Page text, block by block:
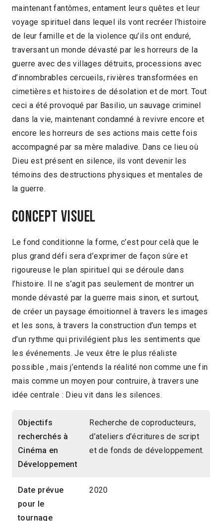
maintenant fantômes, entament leurs quêtes et leur
voyage spirituel dans lequel ils vont recréer l’histoire
de leur famille et de la violence qu’ils ont enduré,
traversant un monde dévasté par les horreurs de la
guerre avec des villages détruits, processions avec
d’innombrables cercueils, rivières transformées en
cimetières et histoires de désolation et de mort. Tout
ceci a été provoqué par Basilio, un sauvage criminel
dans la vie, maintenant condamné à revivre encore et
encore les horreurs de ses actions mais cette fois
accompagné par sa mère maladive. Dans ce lieu où
Dieu est présent en silence, ils vont devenir les
témoins des destructions physiques et mentales de
la guerre.
Concept visuel
Le fond conditionne la forme, c’est pour celà que le
plus grand défi sera d’exprimer de façon sûre et
rigoureuse le plan spirituel qui se déroule dans
l’histoire. Il ne s’agit pas seulement de montrer un
monde dévasté par la guerre mais sinon, et surtout,
de créer un paysage émoitionnel à travers les images
et les sons, à travers la construction d’un temps et
d’un rythme qui privilégient plus les sentiments que
les événements. Je veux être le plus réaliste
possible , mais j’entends la réalité non comme une fin
mais comme un moyen pour contruire, à travers une
idée centrale : Dieu vit dans les silences.
Objectifs
recherchés à
Cinéma en
Développement
Recherche de coproducteurs,
d’ateliers d’écritures de script
et de fonds de développement.
Date prévue
pour le
tournage
2020